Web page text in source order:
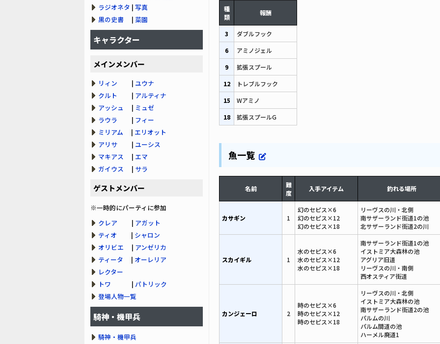
種
類
報酬
3
ダブルフック
6
アミノジェル
9
拡張スプール
12
トレブルフック
15
Wアミノ
18
拡張スプールG
魚一覧
名前
難
度
入手アイテム 釣れる場所
カサギン 1
幻のセピス×6
幻のセピス×12
幻のセピス×18
リーヴスの川・北側
南サザーランド街道1の池
北サザーランド街道2の川
スカイギル 1
水のセピス×6
水のセピス×12
水のセピス×18
南サザーランド街道1の池
イストミア大森林の池
アグリア旧道
リーヴスの川・南側
西オスティア街道
カンジェーロ 2
時のセピス×6
時のセピス×12
時のセピス×18
リーヴスの川・北側
イストミア大森林の池
南サザーランド街道2の池
パルムの川
パルム間道の池
ハーメル廃道1
ラジオネタ | 写真
黒の史書 | 菜園
キャラクター
メインメンバー
リィン | ユウナ
クルト
| アルティナ
アッシュ
| ミュゼ
ラウラ | フィー
ミリアム | エリオット
アリサ | ユーシス
マキアス | エマ
ガイウス | サラ
ゲストメンバー
※一時的にパーティに参加
クレア | アガット
ティオ | シャロン
オリビエ | アンゼリカ
ティータ
| オーレリア
レクター
トワ | パトリック
登場人物一覧
騎神・機甲兵
騎神・機甲兵